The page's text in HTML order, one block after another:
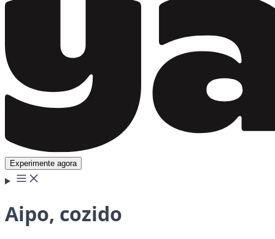
Experimente agora
Aipo, cozido